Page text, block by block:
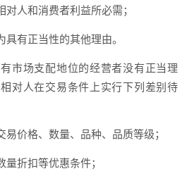
人和消费者利益所必需；
有正当性的其他理由。
市场支配地位的经营者没有正当理
对人在交易条件上实行下列差别待
价格、数量、品种、品质等级；
折扣等优惠条件；